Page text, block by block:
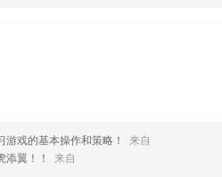
戏的基本操作和策略！
来自
添翼！！
来自